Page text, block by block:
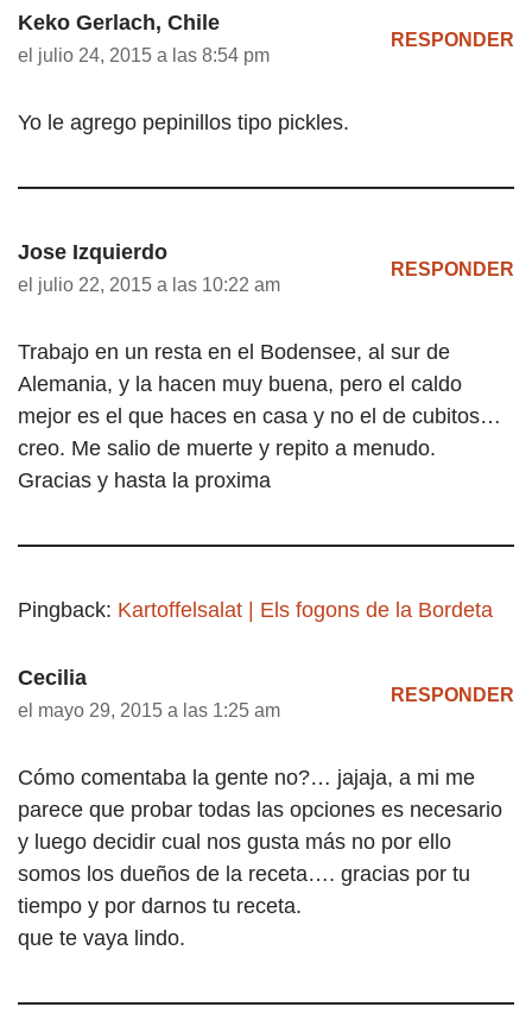
Keko Gerlach, Chile
el julio 24, 2015 a las 8:54 pm
RESPONDER
Yo le agrego pepinillos tipo pickles.
Jose Izquierdo
el julio 22, 2015 a las 10:22 am
RESPONDER
Trabajo en un resta en el Bodensee, al sur de
Alemania, y la hacen muy buena, pero el caldo
mejor es el que haces en casa y no el de cubitos…
creo. Me salio de muerte y repito a menudo.
Gracias y hasta la proxima
Pingback: Kartoffelsalat | Els fogons de la Bordeta
Cecilia
el mayo 29, 2015 a las 1:25 am
RESPONDER
Cómo comentaba la gente no?… jajaja, a mi me
parece que probar todas las opciones es necesario
y luego decidir cual nos gusta más no por ello
somos los dueños de la receta…. gracias por tu
tiempo y por darnos tu receta.
que te vaya lindo.